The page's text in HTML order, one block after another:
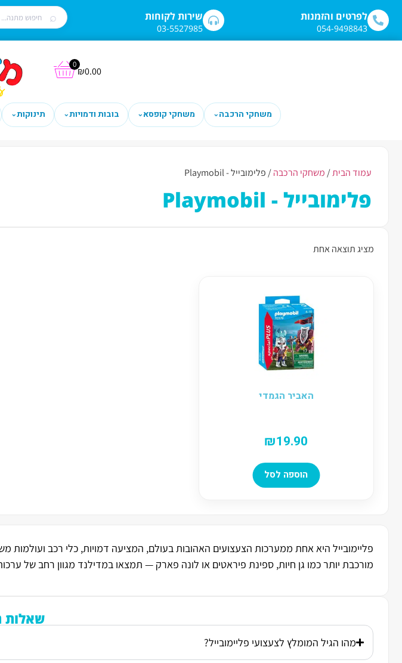
שירות לקוחות
03-5527985
לפרטים והזמנות
054-9498843
₪0.00
0
משחקי הרכבה⌄ משחקי קופסא⌄ בובות ודמויות⌄ תינוקות⌄
עמוד הבית/ משחקי הרכבה/ פלימובייל - Playmobil
פלימובייל - Playmobil
מציג תוצאה אחת
האביר הגמדי
₪19.90
הוספה לסל
מורכבת יותר כמו גן חיות, ספינת פיראטים או לונה פארק — תמצאו במדילנד מגוון רחב של
שאלות
מהו הגיל המומלץ לצעצועי פליימובייל?